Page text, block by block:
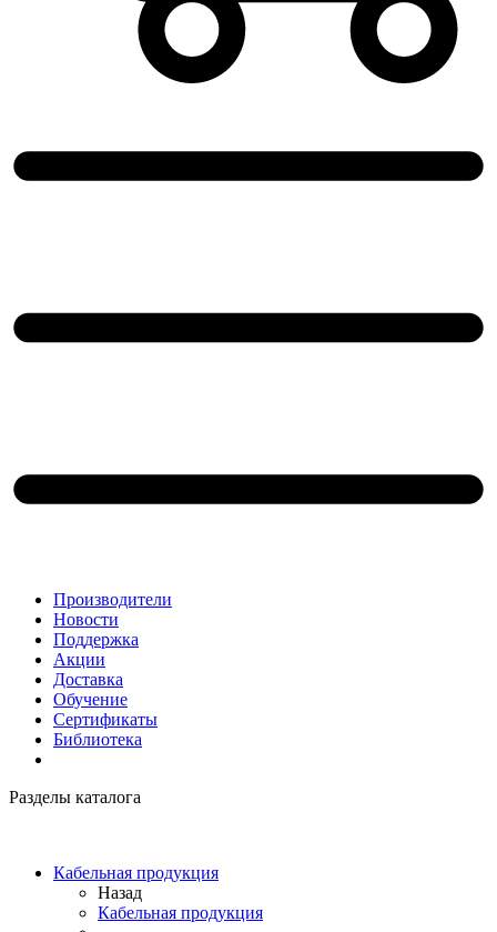
Производители
Новости
Поддержка
Акции
Доставка
Обучение
Сертификаты
Библиотека
Разделы каталога
Кабельная продукция
Назад
Кабельная продукция